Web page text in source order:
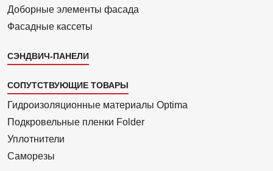
Доборные элементы фасада
Фасадные кассеты
СЭНДВИЧ-ПАНЕЛИ
СОПУТСТВУЮЩИЕ ТОВАРЫ
Гидроизоля­ционные материалы Optima
Подкровель­ные пленки Folder
Уплотнители
Саморезы